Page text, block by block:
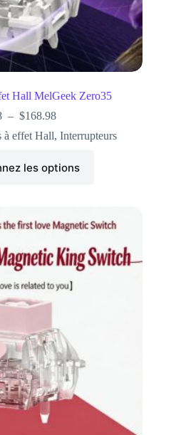
Hall MelGeek Zero35
– $168.98
à effet Hall,Interrupteurs
les options